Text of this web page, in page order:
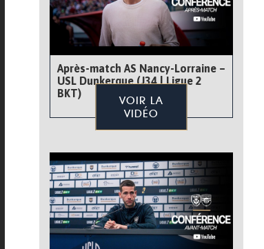
Après-match AS Nancy-Lorraine –
USL Dunkerque (J34 | Ligue 2
BKT)
VOIR LA
VIDÉO